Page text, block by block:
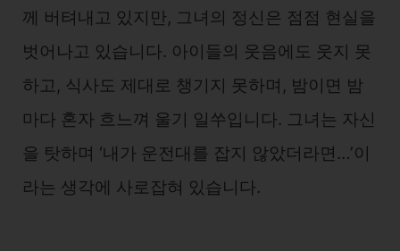
께 버텨내고 있지만, 그녀의 정신은 점점 현실을
벗어나고 있습니다. 아이들의 웃음에도 웃지 못
하고, 식사도 제대로 챙기지 못하며, 밤이면 밤
마다 혼자 흐느껴 울기 일쑤입니다. 그녀는 자신
을 탓하며 ‘내가 운전대를 잡지 않았더라면…’이
라는 생각에 사로잡혀 있습니다.